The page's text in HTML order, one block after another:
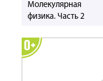
Молекулярная
физика. Часть 2